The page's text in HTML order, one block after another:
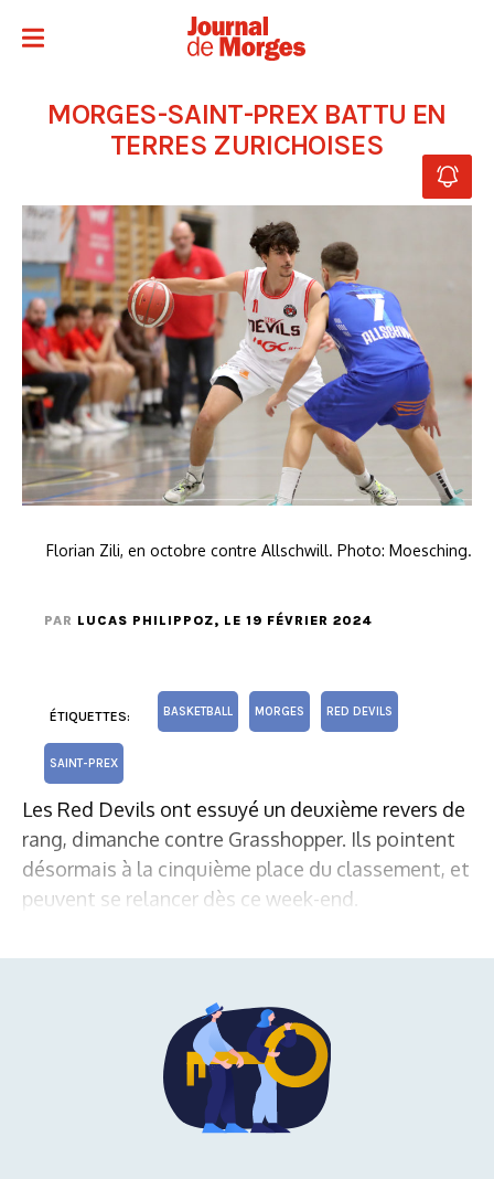
MORGES-SAINT-PREX BATTU EN
TERRES ZURICHOISES
Florian Zili, en octobre contre Allschwill. Photo: Moesching.
PAR LUCAS PHILIPPOZ, LE 19 FÉVRIER 2024
ÉTIQUETTES: BASKETBALL MORGES RED DEVILS
SAINT-PREX
Les Red Devils ont essuyé un deuxième revers de
rang, dimanche contre Grasshopper. Ils pointent
désormais à la cinquième place du classement, et
peuvent se relancer dès ce week-end.